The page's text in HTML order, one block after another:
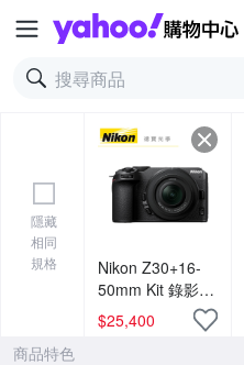
隱藏
相同
規格
Nikon Z30+16-
50mm Kit 錄影
入門首選 總代理
公司貨
$25,400
商品特色